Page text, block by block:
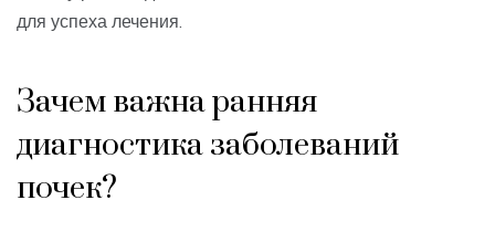
для успеха лечения.
Зачем важна ранняя
диагностика заболеваний
почек?